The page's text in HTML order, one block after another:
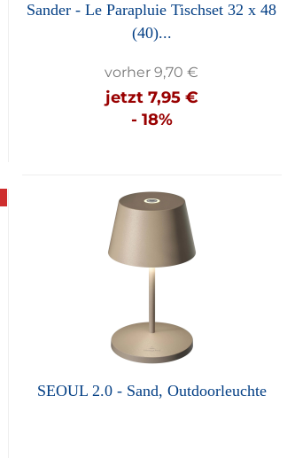
Sander - Le Parapluie Tischset 32 x 48
(40)...
vorher 9,70 €
jetzt 7,95 €
- 18%
SEOUL 2.0 - Sand, Outdoorleuchte